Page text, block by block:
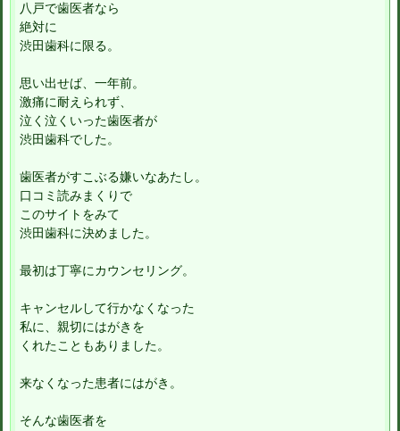
八戸で歯医者なら
絶対に
渋田歯科に限る。
思い出せば、一年前。
激痛に耐えられず、
泣く泣くいった歯医者が
渋田歯科でした。
歯医者がすこぶる嫌いなあたし。
口コミ読みまくりで
このサイトをみて
渋田歯科に決めました。
最初は丁寧にカウンセリング。
キャンセルして行かなくなった
私に、親切にはがきを
くれたこともありました。
来なくなった患者にはがき。
そんな歯医者を